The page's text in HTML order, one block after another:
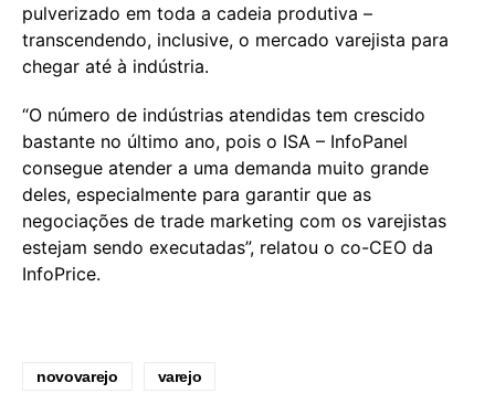
pulverizado em toda a cadeia produtiva –
transcendendo, inclusive, o mercado varejista para
chegar até à indústria.
“O número de indústrias atendidas tem crescido
bastante no último ano, pois o ISA – InfoPanel
consegue atender a uma demanda muito grande
deles, especialmente para garantir que as
negociações de trade marketing com os varejistas
estejam sendo executadas”, relatou o co-CEO da
InfoPrice.
novovarejo varejo